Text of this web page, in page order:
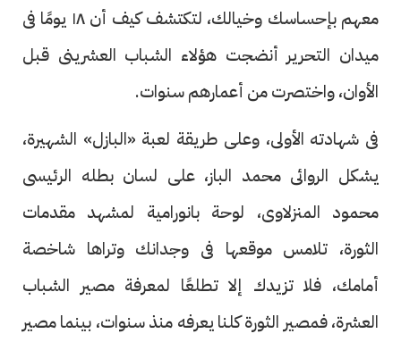
معهم بإحساسك وخيالك، لتكتشف كيف أن ١٨ يومًا فى
ميدان التحرير أنضجت هؤلاء الشباب العشرينى قبل
الأوان، واختصرت من أعمارهم سنوات.
فى شهادته الأولى، وعلى طريقة لعبة «البازل» الشهيرة،
يشكل الروائى محمد الباز، على لسان بطله الرئيسى
محمود المنزلاوى، لوحة بانورامية لمشهد مقدمات
الثورة، تلامس موقعها فى وجدانك وتراها شاخصة
أمامك، فلا تزيدك إلا تطلعًا لمعرفة مصير الشباب
العشرة، فمصير الثورة كلنا يعرفه منذ سنوات، بينما مصير